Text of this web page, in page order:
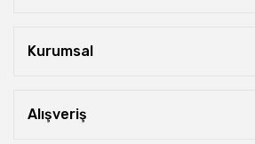
Kurumsal
Alışveriş